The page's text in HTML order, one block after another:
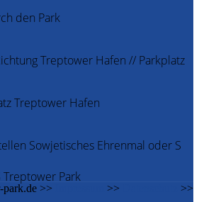
den Park
Treptower Hafen // Parkplatz
Treptower Hafen
Sowjetisches Ehrenmal oder S
Park
>> >>
>>